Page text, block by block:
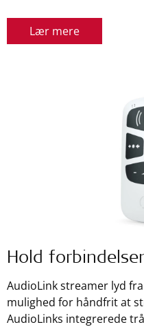
Lær mere
Hold
AudioLink streamer lyd
mulighed for håndfrit at
AudioLinks integrerede